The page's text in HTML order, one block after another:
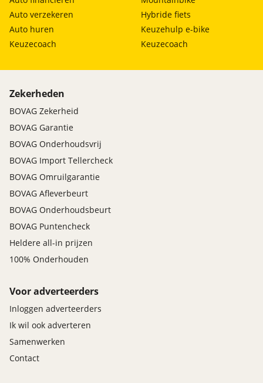
Auto verzekeren
Auto huren
Keuzecoach
Hybride fiets
Keuzehulp e-bike
Keuzecoach
Zekerheden
BOVAG Zekerheid
BOVAG Garantie
BOVAG Onderhoudsvrij
BOVAG Import Tellercheck
BOVAG Omruilgarantie
BOVAG Afleverbeurt
BOVAG Onderhoudsbeurt
BOVAG Puntencheck
Heldere all-in prijzen
100% Onderhouden
Voor adverteerders
Inloggen adverteerders
Ik wil ook adverteren
Samenwerken
Contact